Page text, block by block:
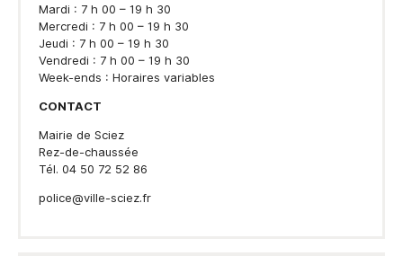
Mardi : 7 h 00 – 19 h 30
Mercredi : 7 h 00 – 19 h 30
Jeudi : 7 h 00 – 19 h 30
Vendredi : 7 h 00 – 19 h 30
Week-ends : Horaires variables
CONTACT
Mairie de Sciez
Rez-de-chaussée
Tél. 04 50 72 52 86
police@ville-sciez.fr